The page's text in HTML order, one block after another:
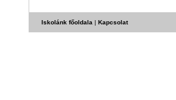
Iskolánk főoldala | Kapcsolat